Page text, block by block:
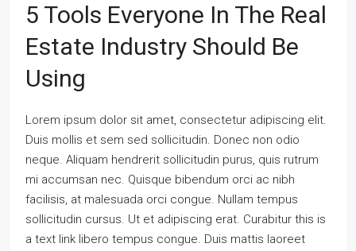
5 Tools Everyone In The Real
Estate Industry Should Be
Using
Lorem ipsum dolor sit amet, consectetur adipiscing elit.
Duis mollis et sem sed sollicitudin. Donec non odio
neque. Aliquam hendrerit sollicitudin purus, quis rutrum
mi accumsan nec. Quisque bibendum orci ac nibh
facilisis, at malesuada orci congue. Nullam tempus
sollicitudin cursus. Ut et adipiscing erat. Curabitur this is
a text link libero tempus congue. Duis mattis laoreet